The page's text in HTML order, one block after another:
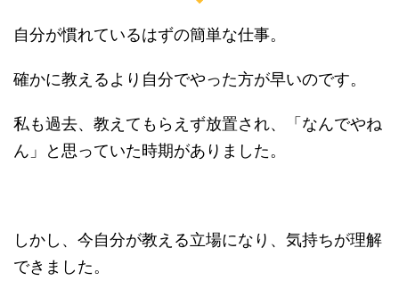
自分が慣れているはずの簡単な仕事。
確かに教えるより自分でやった方が早いのです。
私も過去、教えてもらえず放置され、「なんでやね
ん」と思っていた時期がありました。
しかし、今自分が教える立場になり、気持ちが理解
できました。